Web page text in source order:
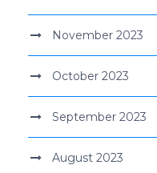
November 2023
October 2023
September 2023
August 2023